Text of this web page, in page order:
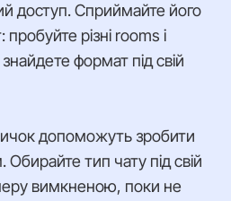
доступ. Сприймайте його
різні rooms і
формат під свій
допоможуть зробити
тип чату під свій
вимкненою, поки не